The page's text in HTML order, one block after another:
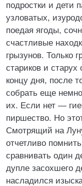
подростки и дети
узловатых,
поедая ягоды,
счастливые
грызунов. Только
стариков и
концу дня, после
собрать еще
их. Если нет —
пиршество. Но
Смотрящий на
отчетливо
сравнивать один
дупле засохшего
насладился